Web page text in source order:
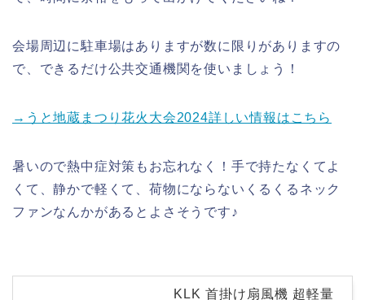
会場周辺に駐車場はありますが数に限りがありますの
で、できるだけ公共交通機関を使いましょう！
→うと地蔵まつり花火大会2024詳しい情報はこちら
暑いので熱中症対策もお忘れなく！手で持たなくてよ
くて、静かで軽くて、荷物にならないくるくるネック
ファンなんかがあるとよさそうです♪
KLK 首掛け扇風機 超軽量